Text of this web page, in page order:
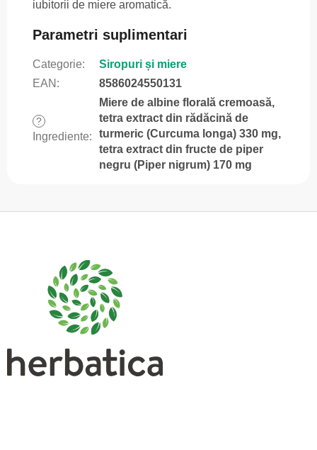
iubitorii de miere aromatică.
Parametri suplimentari
Categorie:
Siropuri și miere
EAN : 8586024550131
?
Ingrediente:
Miere de albine florală cremoasă,
tetra extract din rădăcină de
turmeric (Curcuma longa) 330 mg,
tetra extract din fructe de piper
negru (Piper nigrum) 170 mg